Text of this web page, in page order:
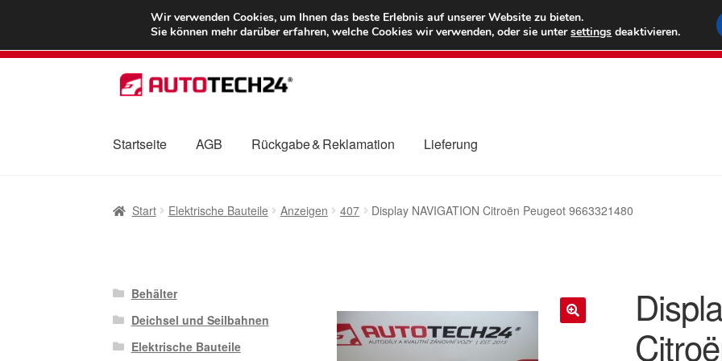
LIEFERUNG ab 6 EUR
(800)
Zur
Navigation
Zum
Inhalt
Startseite AGB Rückgabe & Reklamation Lieferung
Start Elektrische Bauteile Anzeigen 407 Display NAVIGATION Citroën Peugeot 9663321480
Behälter
Deichsel und Seilbahnen
Elektrische Bauteile
Wir verwenden Cookies, um Ihnen das beste Erlebnis auf unserer Website zu bieten.
Sie können mehr darüber erfahren, welche Cookies wir verwenden, oder sie untersettings deaktivieren.